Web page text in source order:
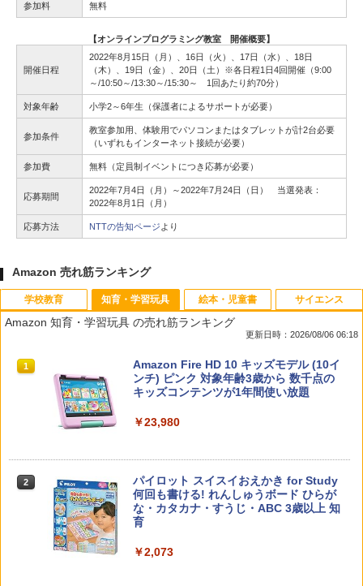
参加料 無料
【オンラインプログラミング教室 開催概要】
開催日程
2022年8月15日（月）、16日（火）、17日（水）、18日
（木）、19日（金）、20日（土）※各日程1日4回開催（9:00
～/10:50～/13:30～/15:30～ 1回あたり約70分）
対象年齢 小学2～6年生（保護者によるサポートが必要）
参加条件
教室参加用、体験用でパソコンまたはタブレットが計2台必要
（いずれもインターネット接続が必要）
参加費 無料（定員制イベントにつき応募が必要）
応募期間
2022年7月4日（月）～2022年7月24日（日） 当選発表：
2022年8月1日（月）
応募方法 NTTの告知ページ より
Amazon 売れ筋ランキング
学校教育
1 先生のためのGoogle AI完全攻略図鑑
￥-
2 子どもが変わる魔法の言葉
￥2,200
知育・学習玩具
Amazon 知育・学習玩具 の売れ筋ランキング
更新日時：2026/08/06 06:18
1
Amazon Fire HD 10 キッズモデル (10イ
ンチ) ピンク 対象年齢3歳から 数千点の
キッズコンテンツが1年間使い放題
￥23,980
2
パイロット スイスイおえかき for Study
何回も書ける! れんしゅうボード ひらが
な・カタカナ・すうじ・ABC 3歳以上 知
育
￥2,073
絵本・児童書 サイエンス